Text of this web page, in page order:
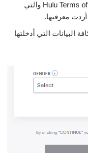
الضغط على Hulu Terms of Use and Privacy Policy والتي
معرفتها.
البيانات التي أدخلتها